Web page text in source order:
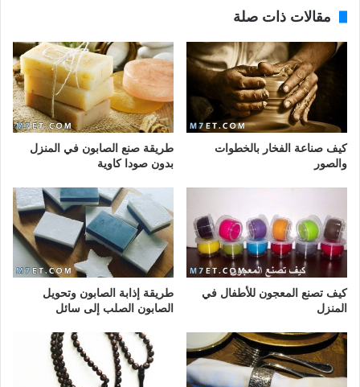
مقالات ذات صلة
كيف صناعة الفخار بالخطوات
والصور
طريقة صنع الصابون في المنزل
بدون صودا كاوية
كيف تصنع المعجون للأطفال في
المنزل
طريقة إذابة الصابون وتحويل
الصابون الصلب إلى سائل